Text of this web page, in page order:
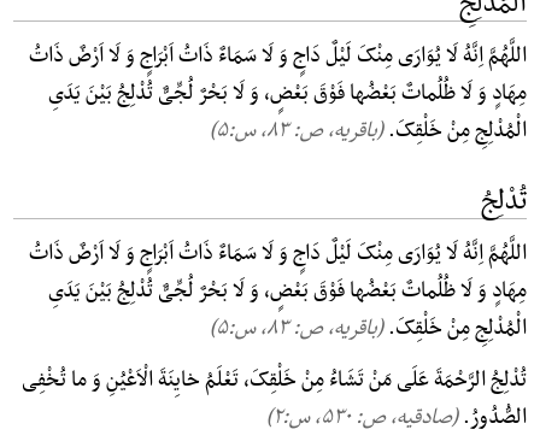
اللَّهُمَّ اِنَّهُ لَا یُوَارَی مِنْکَ لَیْلٌ دَاجٍ وَ لَا سَمَاءٌ ذَاتُ اَبْرَاجٍ وَ لَا اَرْضٌ ذَاتُ
مِهَادٍ وَ لَا ظُلُماتٌ بَعْضُها فَوْقَ بَعْضٍ، وَ لَا بَحْرٌ لُجِّیٌّ تُدْلِجُ بَیْنَ یَدَیِ
الْمُدْلِجِ مِنْ خَلْقِکَ.(باقریه، ص: ۸۳, س:۵)
تُدْلِجُ
اللَّهُمَّ اِنَّهُ لَا یُوَارَی مِنْکَ لَیْلٌ دَاجٍ وَ لَا سَمَاءٌ ذَاتُ اَبْرَاجٍ وَ لَا اَرْضٌ ذَاتُ
مِهَادٍ وَ لَا ظُلُماتٌ بَعْضُها فَوْقَ بَعْضٍ، وَ لَا بَحْرٌ لُجِّیٌّ تُدْلِجُ بَیْنَ یَدَیِ
الْمُدْلِجِ مِنْ خَلْقِکَ.(باقریه، ص: ۸۳, س:۵)
تُدْلِجُ الرَّحْمَةَ عَلَی مَنْ تَشَاءُ مِنْ خَلْقِکَ، تَعْلَمُ خایِنَةَ الْاَعْیُنِ وَ ما تُخْفِی
الصُّدُورُ.(صادقیه، ص: ۵۳۰, س:۲)